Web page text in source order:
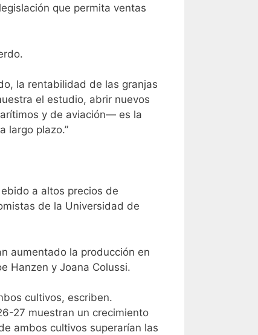
que permita ventas
la rentabilidad de las granjas
el estudio, abrir nuevos
y de aviación— es la
largo plazo.”
a altos precios de
de la Universidad de
aumentado la producción en
Hanzen y Joana Colussi.
cultivos, escriben.
27 muestran un crecimiento
ambos cultivos superarían las